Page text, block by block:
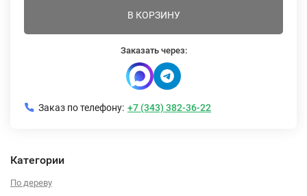
В КОРЗИНУ
Заказать через:
Заказ по телефону: +7 (343) 382-36-22
Категории
По дереву